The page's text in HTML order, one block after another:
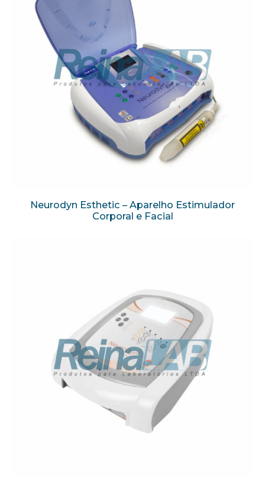
Neurodyn Esthetic – Aparelho Estimulador
Corporal e Facial